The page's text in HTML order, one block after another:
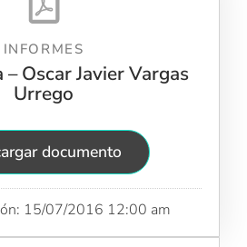
INFORMES
Oscar Javier Vargas
Urrego
documento
15/07/2016 12:00 am